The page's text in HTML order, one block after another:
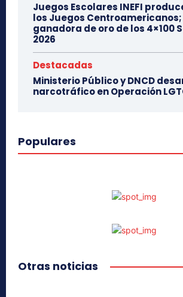
Juegos Escolares INEFI
los Juegos
ganadora de oro de los 4×100
2026
Destacadas
Ministerio Público y DNCD
narcotráfico en Operación
Populares
Otras noticias